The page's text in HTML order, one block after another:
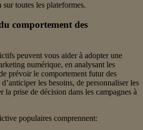
sur toutes les plateformes.
comportement des
peuvent vous aider à adopter une
numérique, en analysant les
prévoir le comportement futur des
les besoins, de personnaliser les
la prise de décision dans les campagnes à
populaires comprennent: